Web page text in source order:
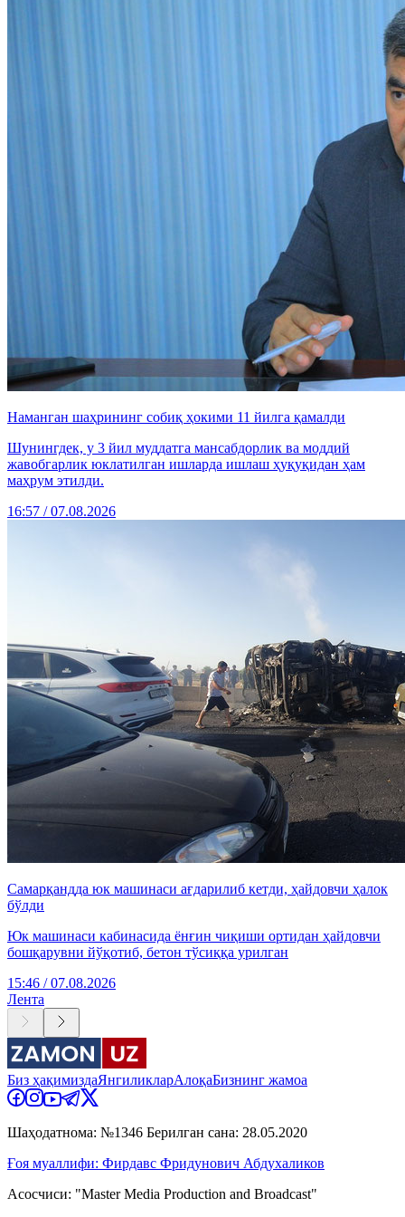
Наманган шаҳрининг собиқ ҳокими 11 йилга қамалди
Шунингдек, у 3 йил муддатга мансабдорлик ва моддий
жавобгарлик юклатилган ишларда ишлаш ҳуқуқидан ҳам
маҳрум этилди.
16:57 / 07.08.2026
Самарқандда юк машинаси ағдарилиб кетди, ҳайдовчи ҳалок
бўлди
Юк машинаси кабинасида ёнғин чиқиши ортидан ҳайдовчи
бошқарувни йўқотиб, бетон тўсиққа урилган
15:46 / 07.08.2026
Лента
Биз ҳақимиздаЯнгиликларАлоқаБизнинг жамоа
Шаҳодатнома: №1346 Берилган сана: 28.05.2020
Ғоя муаллифи: Фирдавс Фридунович Абдухаликов
Асосчиси: "Master Media Production and Broadcast"